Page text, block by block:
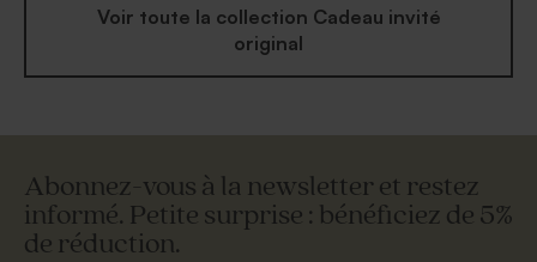
Voir toute la collection Cadeau invité
original
Abonnez-vous à la newsletter et restez
informé. Petite surprise : bénéficiez de 5%
de réduction.